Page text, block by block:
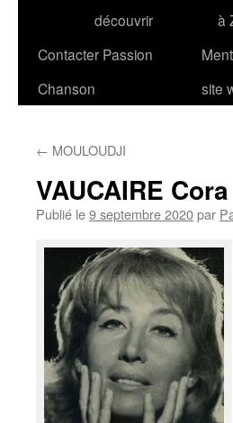
découvrir
à
Contacter Passion
Chanson
site
← MOULOUDJI
VAUCAIRE Cora
Publié le9 septembre 2020par